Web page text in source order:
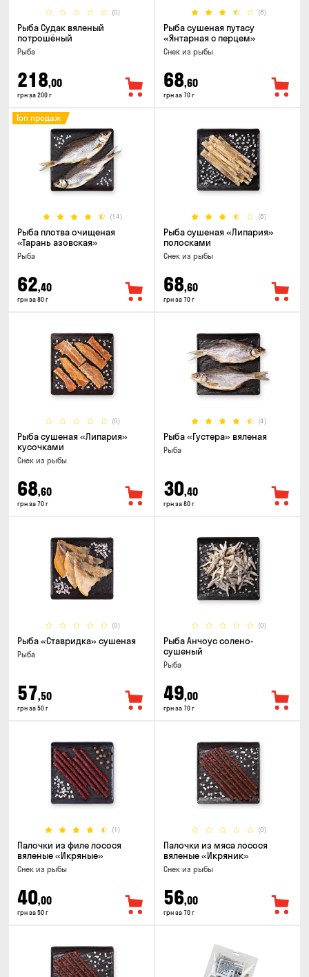
(0)
Рыба Судак вяленый
потрошёный
Рыба
218,00
грн за 200 г
(8)
Рыба сушеная путасу
«Янтарная с перцем»
Снек из рыбы
68,60
грн за 70 г
(14)
Топ продаж
Рыба плотва очищеная
«Тарань азовская»
Рыба
62,40
грн за 80 г
(8)
Рыба сушеная «Липария»
полосками
Снек из рыбы
68,60
грн за 70 г
(0)
Рыба сушеная «Липария»
кусочками
Снек из рыбы
68,60
грн за 70 г
(4)
Рыба «Густера» вяленая
Рыба
30,40
грн за 80 г
(0)
Рыба «Ставридка» сушеная
Рыба
57,50
грн за 50 г
(0)
Рыба Анчоус солено-
сушеный
Рыба
49,00
грн за 70 г
(1)
Палочки из филе лосося
вяленые «Икряные»
Снек из рыбы
40,00
грн за 50 г
(0)
Палочки из мяса лосося
вяленые «Икряник»
Снек из рыбы
56,00
грн за 70 г